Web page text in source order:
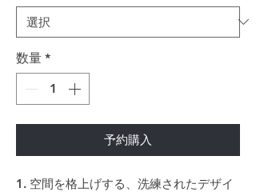
数量 *
予約購入
1. 空間を格上げする、洗練されたデザイ